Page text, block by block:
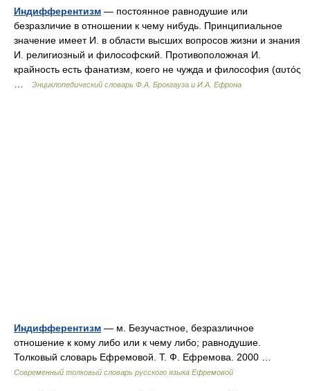
Индифферентизм — постоянное равнодушие или
безразличие в отношении к чему нибудь. Принципиальное
значение имеет И. в области высших вопросов жизни и знания
И. религиозный и философский. Противоположная И.
крайность есть фанатизм, коего не чужда и философия (αυτός
Энциклопедический словарь Ф.А. Брокгауза и И.А. Ефрона
Индифферентизм — м. Безучастное, безразличное
отношение к кому либо или к чему либо; равнодушие.
Толковый словарь Ефремовой. Т. Ф. Ефремова. 2000 …
Современный толковый словарь русского языка Ефремовой